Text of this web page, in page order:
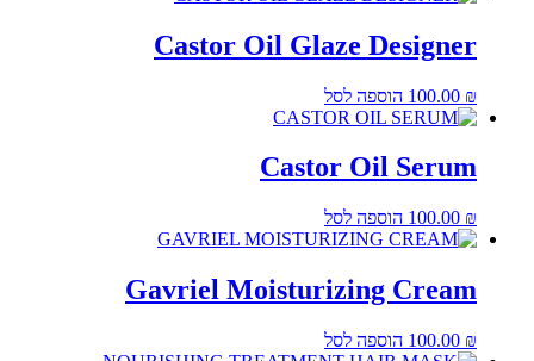
Castor Oil Glaze Designer
100.00 ₪ הוספה לסל
Castor Oil Serum
100.00 ₪ הוספה לסל
Gavriel Moisturizing Cream
100.00 ₪ הוספה לסל